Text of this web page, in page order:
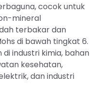
cocok untuk
mineral
terbakar dan
di bawah tingkat 6.
di industri kimia, bahan
kesehatan,
dan industri